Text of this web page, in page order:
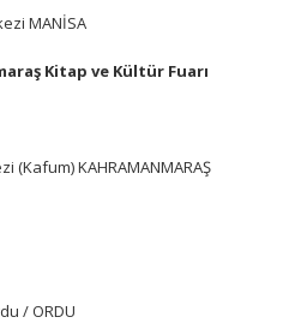
MANİSA
Kitap ve Kültür Fuarı
KAHRAMANMARAŞ
/ ORDU